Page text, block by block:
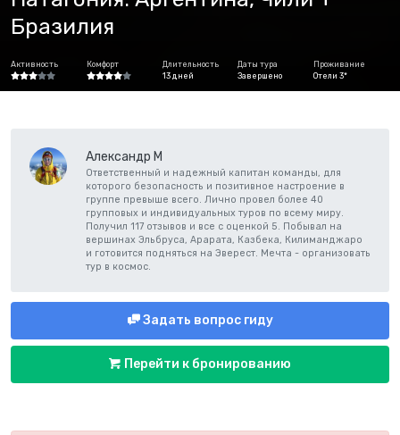
Бразилия
Активность Комфорт
Длительность
13 дней
Даты тура
Завершено
Проживание
Отели 3*
Александр М
Ответственный и надежный капитан команды, для
которого безопасность и позитивное настроение в
группе превыше всего. Лично провел более 40
групповых и индивидуальных туров по всему миру.
Получил 117 отзывов и все с оценкой 5. Побывал на
вершинах Эльбруса, Арарата, Казбека, Килиманджаро
и готовится подняться на Эверест. Мечта - организовать
тур в космос.
Задать вопрос гиду
Перейти к бронированию